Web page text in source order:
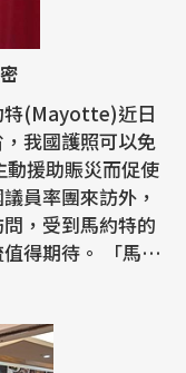
特(Mayotte)近日
我國護照可以免
援助賑災而促使
員率團來訪外，
，受到馬約特的
待。 「馬約